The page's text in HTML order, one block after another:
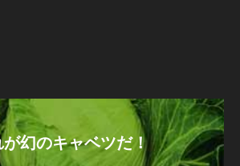
が幻のキャベツだ！